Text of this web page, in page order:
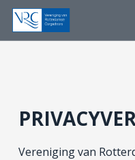
Skip
Vereniging van